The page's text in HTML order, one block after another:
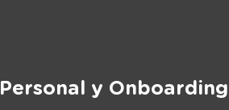
y Onboarding